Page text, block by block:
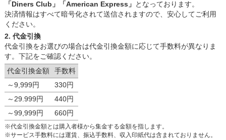
「Diners Club」「American Express」 となっております。
決済情報はすべて暗号化されて送信されますので、安心してご利用
ください。
2. 代金引換
代金引換をお選びの場合は代金引換金額に応じて手数料が異なりま
す。下記をご確認ください。
代金引換金額
手数料
～9,999円
330円
～29.999円
440円
～99,999円
660円
※代金引換金額とは購入者様から集金する金額を指します。
※サービス手数料には運賃、振込手数料、収入印紙代は含まれておりません。